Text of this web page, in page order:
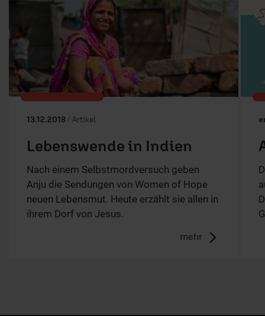
13.12.2018 / Artikel
Lebenswende in Indien
Nach einem Selbstmordversuch geben
Anju die Sendungen von Women of Hope
neuen Lebensmut. Heute erzählt sie allen in
ihrem Dorf von Jesus.
mehr